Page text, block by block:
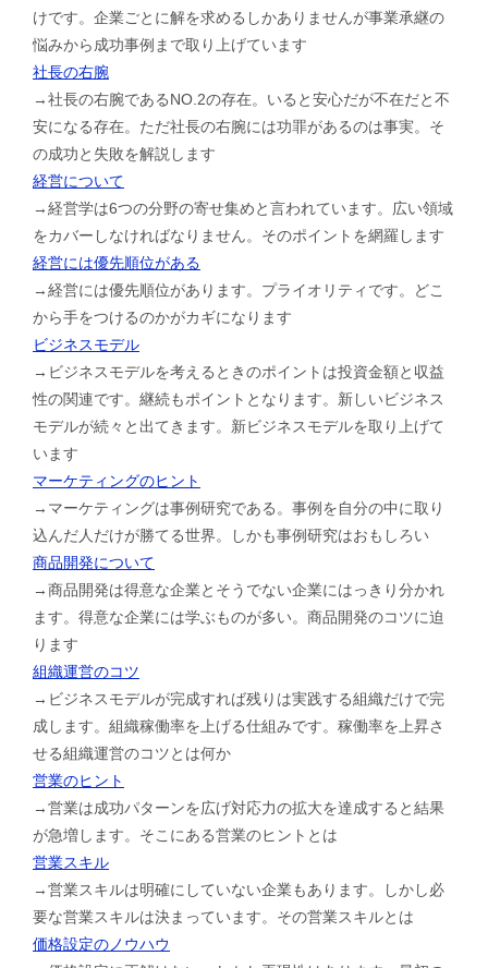
けです。企業ごとに解を求めるしかありませんが事業承継の
悩みから成功事例まで取り上げています
社長の右腕
→社長の右腕であるNO.2の存在。いると安心だが不在だと不
安になる存在。ただ社長の右腕には功罪があるのは事実。そ
の成功と失敗を解説します
経営について
→経営学は6つの分野の寄せ集めと言われています。広い領域
をカバーしなければなりません。そのポイントを網羅します
経営には優先順位がある
→経営には優先順位があります。プライオリティです。どこ
から手をつけるのかがカギになります
ビジネスモデル
→ビジネスモデルを考えるときのポイントは投資金額と収益
性の関連です。継続もポイントとなります。新しいビジネス
モデルが続々と出てきます。新ビジネスモデルを取り上げて
います
マーケティングのヒント
→マーケティングは事例研究である。事例を自分の中に取り
込んだ人だけが勝てる世界。しかも事例研究はおもしろい
商品開発について
→商品開発は得意な企業とそうでない企業にはっきり分かれ
ます。得意な企業には学ぶものが多い。商品開発のコツに迫
ります
組織運営のコツ
→ビジネスモデルが完成すれば残りは実践する組織だけで完
成します。組織稼働率を上げる仕組みです。稼働率を上昇さ
せる組織運営のコツとは何か
営業のヒント
→営業は成功パターンを広げ対応力の拡大を達成すると結果
が急増します。そこにある営業のヒントとは
営業スキル
→営業スキルは明確にしていない企業もあります。しかし必
要な営業スキルは決まっています。その営業スキルとは
価格設定のノウハウ